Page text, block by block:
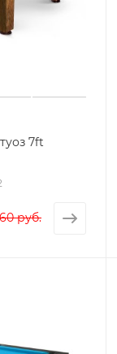
7ft
руб.